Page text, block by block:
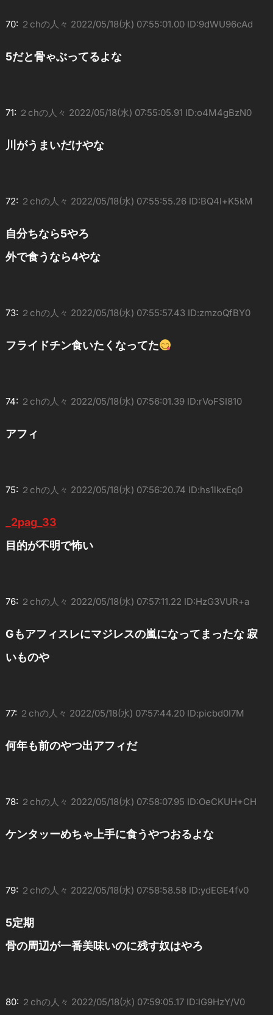
70: ２chの人々 2022/05/18(水) 07:55:01.00 ID:9dWU96cAd
5だと骨ゃぶってるよな
71: ２chの人々 2022/05/18(水) 07:55:05.91 ID:o4M4gBzN0
川がうまいだけやな
72: ２chの人々 2022/05/18(水) 07:55:55.26 ID:BQ4l+K5kM
自分ちなら5やろ
外で食うなら4やな
73: ２chの人々 2022/05/18(水) 07:55:57.43 ID:zmzoQfBY0
フライドチン食いたくなってた
74: ２chの人々 2022/05/18(水) 07:56:01.39 ID:rVoFSI810
アフィ
75: ２chの人々 2022/05/18(水) 07:56:20.74 ID:hs1lkxEq0
_2pag_33
目的が不明で怖い
76: ２chの人々 2022/05/18(水) 07:57:11.22 ID:HzG3VUR+a
Gもアフィスレにマジレスの嵐になってまったな 寂
いものや
77: ２chの人々 2022/05/18(水) 07:57:44.20 ID:picbd0I7M
何年も前のやつ出アフィだ
78: ２chの人々 2022/05/18(水) 07:58:07.95 ID:OeCKUH+CH
ケンタッーめちゃ上手に食うやつおるよな
79: ２chの人々 2022/05/18(水) 07:58:58.58 ID:ydEGE4fv0
5定期
骨の周辺が一番美味いのに残す奴はやろ
80: ２chの人々 2022/05/18(水) 07:59:05.17 ID:IG9HzY/V0